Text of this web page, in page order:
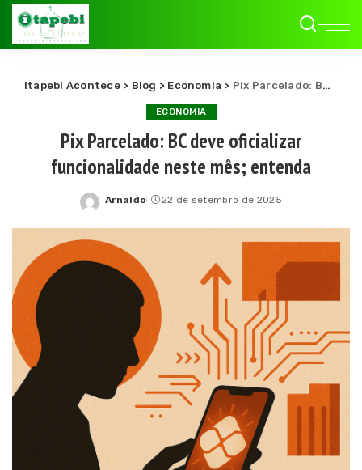
Itapebi Acontece> Blog > Economia > Pix Parcelado: BC deve oficializar funcionalidade neste mês; entenda
ECONOMIA
Pix Parcelado: BC deve oficializar
funcionalidade neste mês; entenda
Posted
Arnaldo 22 de setembro de 2025